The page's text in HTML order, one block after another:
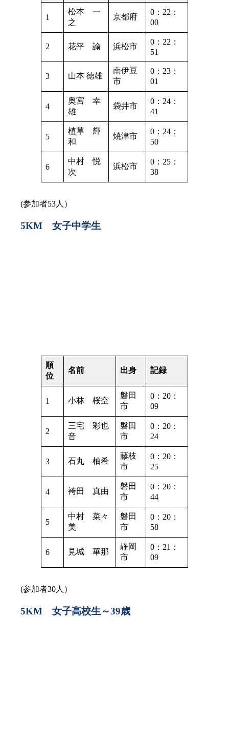
1
松本 一
之
京都府
0：22：
00
2 花平 諭 浜松市
0：22：
51
3 山本 徳雄
南伊豆
市
0：23：
01
4
奥宮 幸
雄
袋井市
0：24：
41
5
植草 輝
和
焼津市
0：24：
50
6
中村 悦
次
浜松市
0：25：
38
(参加者53人）
5KM 女子中学生
順
位
名前 出身 記録
1 小林 桜空
磐田
市
0：20：
09
2
三宅 彩也
音
磐田
市
0：20：
24
3 石丸 柚希
藤枝
市
0：20：
25
4 袴田 真由
磐田
市
0：20：
44
5
中村 菜々
美
磐田
市
0：20：
58
6 見城 華那
静岡
市
0：21：
09
(参加者30人）
5KM 女子高校生～39歳